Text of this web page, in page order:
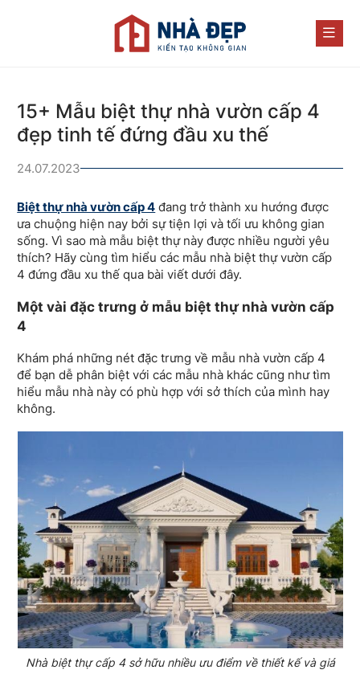
15+ Mẫu biệt thự nhà vườn cấp 4
đẹp tinh tế đứng đầu xu thế
24.07.2023
Biệt thự nhà vườn cấp 4 đang trở thành xu hướng được
ưa chuộng hiện nay bởi sự tiện lợi và tối ưu không gian
sống. Vì sao mà mẫu biệt thự này được nhiều người yêu
thích? Hãy cùng tìm hiểu các mẫu nhà biệt thự vườn cấp
4 đứng đầu xu thế qua bài viết dưới đây.
Một vài đặc trưng ở mẫu biệt thự nhà vườn cấp
4
Khám phá những nét đặc trưng về mẫu nhà vườn cấp 4
để bạn dễ phân biệt với các mẫu nhà khác cũng như tìm
hiểu mẫu nhà này có phù hợp với sở thích của mình hay
không.
Nhà biệt thự cấp 4 sở hữu nhiều ưu điểm về thiết kế và giá